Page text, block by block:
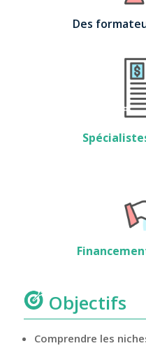
Des
Objectifs
Comprendre les